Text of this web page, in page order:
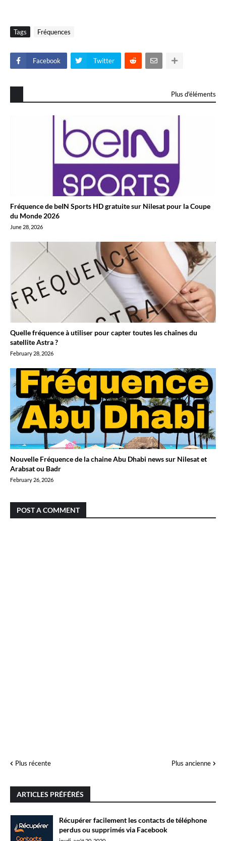
Tags Fréquences
Facebook Twitter
Plus d'éléments
Fréquence de beIN Sports HD gratuite sur Nilesat pour la Coupe
du Monde 2026
June 28, 2026
Quelle fréquence à utiliser pour capter toutes les chaînes du
satellite Astra ?
February 28, 2026
Nouvelle Fréquence de la chaine Abu Dhabi news sur Nilesat et
Arabsat ou Badr
February 26, 2026
POST A COMMENT
Plus récente Plus ancienne
ARTICLES PRÉFÉRÉS
Récupérer facilement les contacts de téléphone
perdus ou supprimés via Facebook